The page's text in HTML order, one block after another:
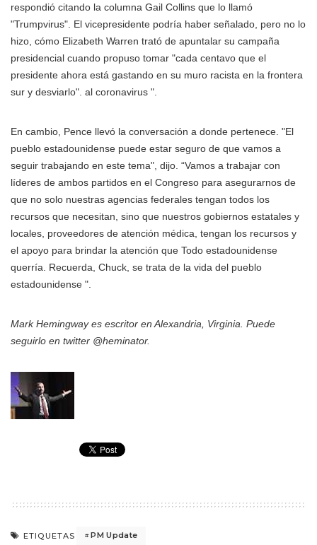
respondió citando la columna Gail Collins que lo llamó
"Trumpvirus". El vicepresidente podría haber señalado, pero no lo
hizo, cómo Elizabeth Warren trató de apuntalar su campaña
presidencial cuando propuso tomar "cada centavo que el
presidente ahora está gastando en su muro racista en la frontera
sur y desviarlo". al coronavirus ".
En cambio, Pence llevó la conversación a donde pertenece. "El
pueblo estadounidense puede estar seguro de que vamos a
seguir trabajando en este tema", dijo. “Vamos a trabajar con
líderes de ambos partidos en el Congreso para asegurarnos de
que no solo nuestras agencias federales tengan todos los
recursos que necesitan, sino que nuestros gobiernos estatales y
locales, proveedores de atención médica, tengan los recursos y
el apoyo para brindar la atención que Todo estadounidense
querría. Recuerda, Chuck, se trata de la vida del pueblo
estadounidense ".
Mark Hemingway es escritor en Alexandria, Virginia. Puede
seguirlo en twitter @heminator.
ETIQUETAS PM Update